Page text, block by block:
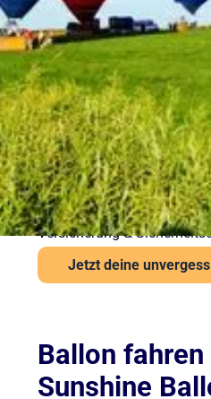
vorbereitet in
Sicherheit steht bei
Stelle. Jede Ballonfahrt
Wetterlage statt. Unsere
Sicht vor jedem Start über
Wichtige Hinweise:
Ab 6 Jahren und
Kein besonderes
festes empfohlen
Auch bei leichter
Versicherung &
Jetzt deine
Ballon
Sunshine